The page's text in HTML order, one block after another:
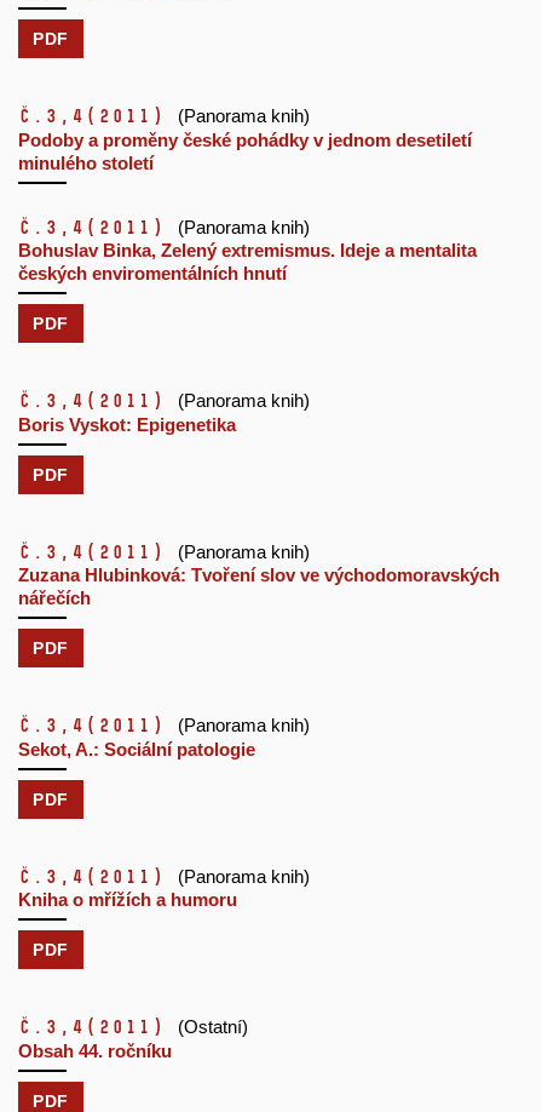
PDF
č.3,4 (2011)
(Panorama knih)
Podoby a proměny české pohádky v jednom desetiletí
minulého století
č.3,4 (2011)
(Panorama knih)
Bohuslav Binka, Zelený extremismus. Ideje a mentalita
českých enviromentálních hnutí
PDF
č.3,4 (2011)
(Panorama knih)
Boris Vyskot: Epigenetika
PDF
č.3,4 (2011)
(Panorama knih)
Zuzana Hlubinková: Tvoření slov ve východomoravských
nářečích
PDF
č.3,4 (2011)
(Panorama knih)
Sekot, A.: Sociální patologie
PDF
č.3,4 (2011)
(Panorama knih)
Kniha o mřížích a humoru
PDF
č.3,4 (2011)
(Ostatní)
Obsah 44. ročníku
PDF